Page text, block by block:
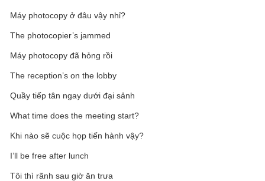
Máy photocopy ở đâu vậy nhỉ?
The photocopier’s jammed
Máy photocopy đã hỏng rồi
The reception’s on the lobby
Quầy tiếp tân ngay dưới đại sảnh
What time does the meeting start?
Khi nào sẽ cuộc họp tiến hành vậy?
I’ll be free after lunch
Tôi thì rãnh sau giờ ăn trưa